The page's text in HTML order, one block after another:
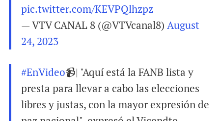
pic.twitter.com/KEVPQlhzpz
— VTV CANAL 8 (@VTVcanal8) August
24, 2023
#EnVideo📹| "Aquí está la FANB lista y
presta para llevar a cabo las elecciones
libres y justas, con la mayor expresión de